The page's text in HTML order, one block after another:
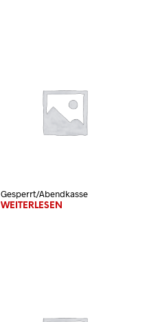
Gesperrt/Abendkasse
WEITERLESEN